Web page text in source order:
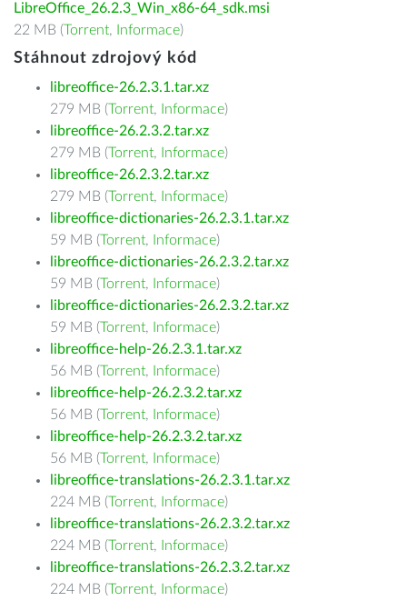
LibreOffice_26.2.3_Win_x86-64_sdk.msi
22 MB (Torrent, Informace)
Stáhnout zdrojový kód
libreoffice-26.2.3.1.tar.xz
279 MB (Torrent, Informace)
libreoffice-26.2.3.2.tar.xz
279 MB (Torrent, Informace)
libreoffice-26.2.3.2.tar.xz
279 MB (Torrent, Informace)
libreoffice-dictionaries-26.2.3.1.tar.xz
59 MB (Torrent, Informace)
libreoffice-dictionaries-26.2.3.2.tar.xz
59 MB (Torrent, Informace)
libreoffice-dictionaries-26.2.3.2.tar.xz
59 MB (Torrent, Informace)
libreoffice-help-26.2.3.1.tar.xz
56 MB (Torrent, Informace)
libreoffice-help-26.2.3.2.tar.xz
56 MB (Torrent, Informace)
libreoffice-help-26.2.3.2.tar.xz
56 MB (Torrent, Informace)
libreoffice-translations-26.2.3.1.tar.xz
224 MB (Torrent, Informace)
libreoffice-translations-26.2.3.2.tar.xz
224 MB (Torrent, Informace)
libreoffice-translations-26.2.3.2.tar.xz
224 MB (Torrent, Informace)